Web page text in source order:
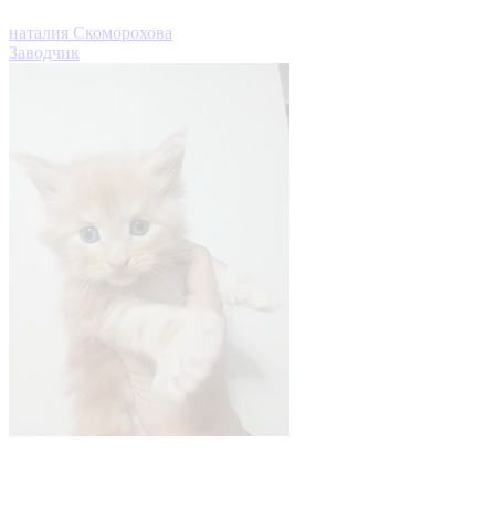
наталия Скоморохова
Заводчик